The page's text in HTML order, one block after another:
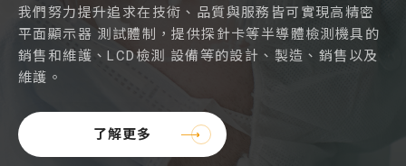
我們努力提升追求在技術、品質與服務皆可實現高精密
平面顯示器 測試體制，提供探針卡等半導體檢測機具的
銷售和維護、LCD檢測 設備等的設計、製造、銷售以及
維護。
了解更多